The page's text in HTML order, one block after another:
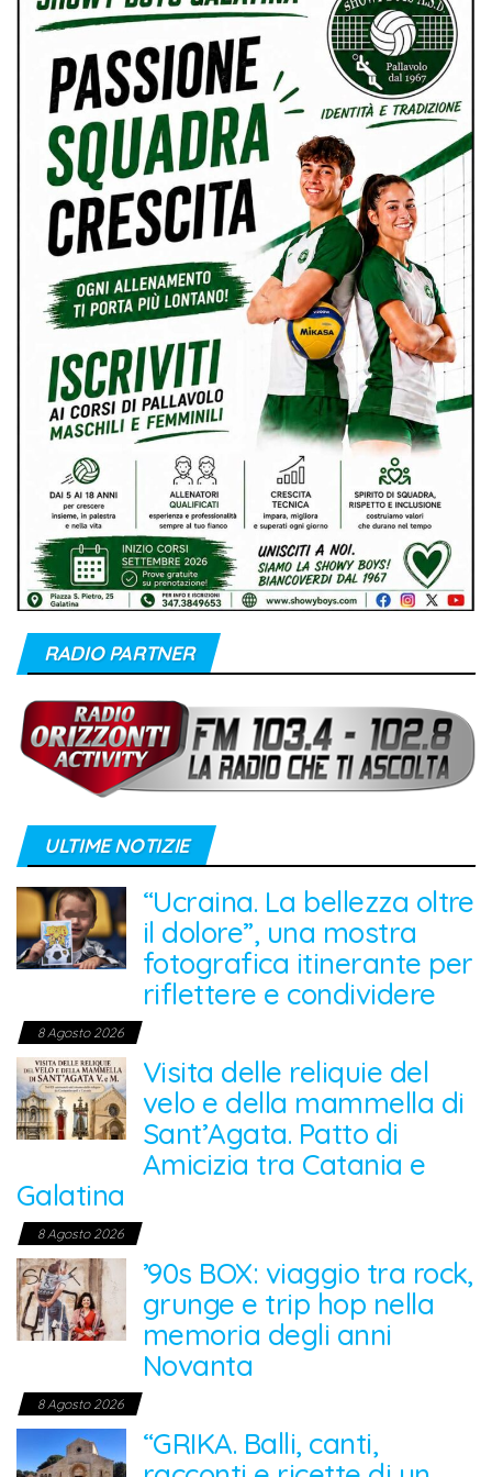
RADIO PARTNER
ULTIME NOTIZIE
“Ucraina. La bellezza oltre
il dolore”, una mostra
fotografica itinerante per
riflettere e condividere
8 Agosto 2026
Visita delle reliquie del
velo e della mammella di
Sant’Agata. Patto di
Amicizia tra Catania e
Galatina
8 Agosto 2026
’90s BOX: viaggio tra rock,
grunge e trip hop nella
memoria degli anni
Novanta
8 Agosto 2026
“GRIKA. Balli, canti,